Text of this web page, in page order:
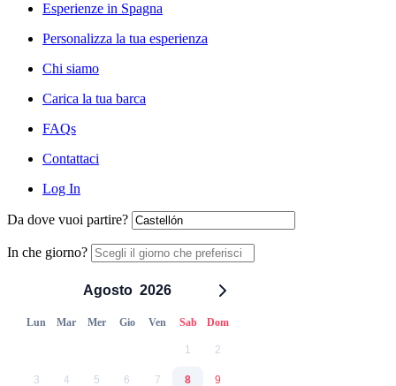
Esperienze in Spagna
Personalizza la tua esperienza
Chi siamo
Carica la tua barca
FAQs
Contattaci
Log In
Da dove vuoi partire?
In che giorno?
Agosto 2026
Lun Mar Mer Gio Ven Sab Dom
1 2
3 4 5 6 7 8 9